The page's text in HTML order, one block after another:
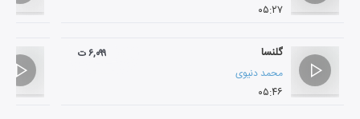
۰۵:۲۷
گلنسا
محمد دنیوی
۰۵:۴۶
۶,۰۹۹ ت